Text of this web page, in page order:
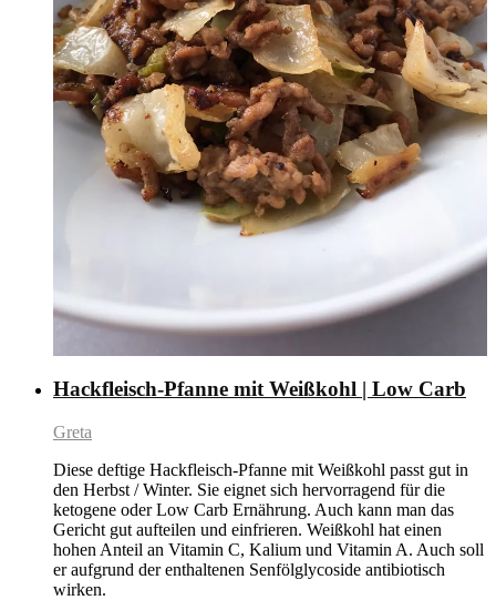
Hackfleisch-Pfanne mit Weißkohl | Low Carb
Greta
Diese deftige Hackfleisch-Pfanne mit Weißkohl passt gut in
den Herbst / Winter. Sie eignet sich hervorragend für die
ketogene oder Low Carb Ernährung. Auch kann man das
Gericht gut aufteilen und einfrieren. Weißkohl hat einen
hohen Anteil an Vitamin C, Kalium und Vitamin A. Auch soll
er aufgrund der enthaltenen Senfölglycoside antibiotisch
wirken.